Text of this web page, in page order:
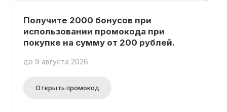
Получите 2000 бонусов при
использовании промокода при
покупке на сумму от 200 рублей.
до 9 августа 2026
Открыть промокод